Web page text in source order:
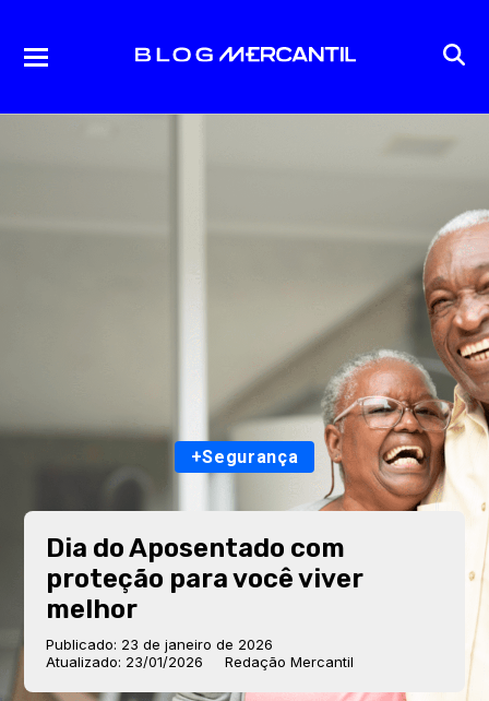
+Segurança
Dia do Aposentado com
proteção para você viver
melhor
Publicado: 23 de janeiro de 2026
Atualizado: 23/01/2026
Redação Mercantil